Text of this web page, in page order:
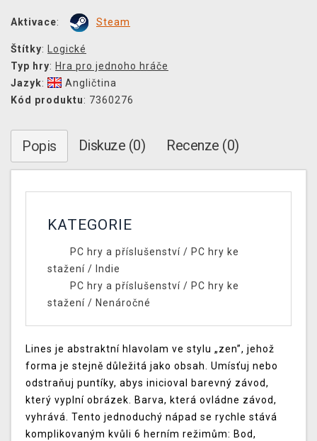
Aktivace: Steam
Štítky: Logické
Typ hry: Hra pro jednoho hráče
Jazyk:
Angličtina
Kód produktu: 7360276
Popis Diskuze (0) Recenze (0)
KATEGORIE
PC hry a příslušenství/ PC hry ke
stažení / Indie
PC hry a příslušenství/ PC hry ke
stažení / Nenáročné
Lines je abstraktní hlavolam ve stylu „zen”, jehož
forma je stejně důležitá jako obsah. Umísťuj nebo
odstraňuj puntíky, abys inicioval barevný závod,
který vyplní obrázek. Barva, která ovládne závod,
vyhrává. Tento jednoduchý nápad se rychle stává
komplikovaným kvůli 6 herním režimům: Bod,